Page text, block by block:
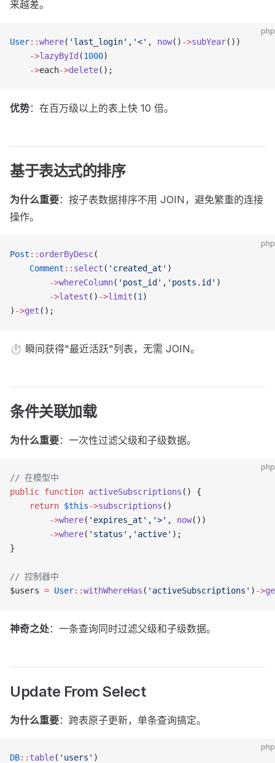
来越差。
php
User::where( 'last_login' , '<' , now() ->subYear())
    ->
lazyById (1000)
    ->
each->delete();
优势：在百万级以上的表上快 10 倍。
基于表达式的排序
为什么重要：按子表数据排序不用 JOIN，避免繁重的连接
操作。
php
Post :: orderByDesc(
    Comment
:: select ( 'created_at' )
        ->
whereColumn( 'post_id' , 'posts.id' )
        ->
latest () ->limit (1 )
) ->get ();
⏱ 瞬间获得"最近活跃"列表，无需 JOIN。
条件关联加载
为什么重要：一次性过滤父级和子级数据。
php
// 在模型中
public function activeSubscriptions () {
    return
$this->subscriptions ()
        ->
where( 'expires_at' , '>' , now())
        ->
where( 'status' , 'active' );
}
// 控制器中
$users = User::withWhereHas ( 'activeSubscriptions' ) ->
神奇之处：一条查询同时过滤父级和子级数据。
Update From Select
为什么重要：跨表原子更新，单条查询搞定。
php
DB:: table( 'users' )